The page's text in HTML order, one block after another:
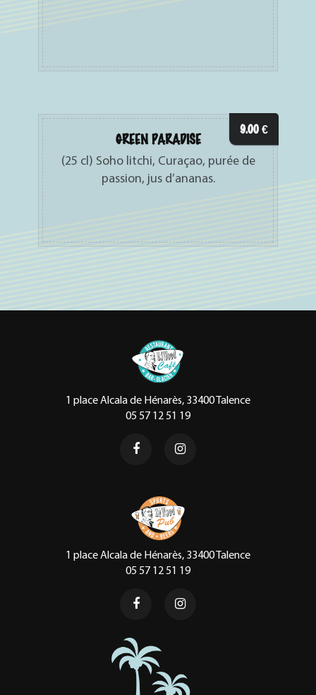
9.00€
GREEN PARADISE
(25 cl) Soho litchi, Curaçao, purée de
passion, jus d’ananas.
1 place Alcala de Hénarès, 33400 Talence
05 57 12 51 19
1 place Alcala de Hénarès, 33400 Talence
05 57 12 51 19